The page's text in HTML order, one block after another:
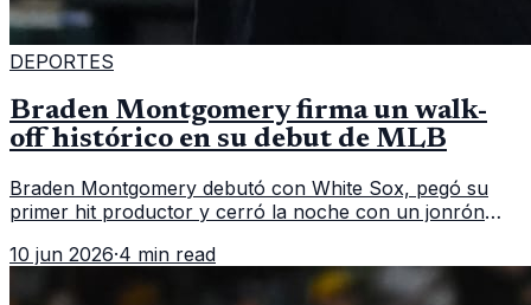
DEPORTES
Braden Montgomery firma un walk-
off histórico en su debut de MLB
Braden Montgomery debutó con White Sox, pegó su
primer hit productor y cerró la noche con un jonrón
caso de este tipo en la historia.
10 jun 2026·4 min read